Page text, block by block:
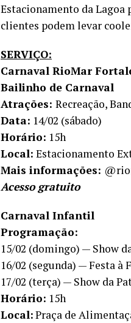
Estacionamento da Lagoa
clientes podem levar
SERVIÇO:
Carnaval RioMar
Bailinho de Carnaval
Atrações: Recreação,
Data: 14/02 (sábado)
Horário: 15h
Local: Estacionamento
Mais informações:
Acesso gratuito
Carnaval Infantil
Programação:
15/02 (domingo) — Show
16/02 (segunda) — Festa
17/02 (terça) — Show da
Horário: 15h
Local:Praça de